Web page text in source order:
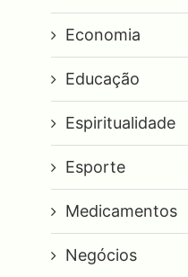
Economia
Educação
Espiritualidade
Esporte
Medicamentos
Negócios